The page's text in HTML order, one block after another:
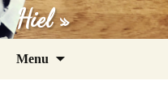
Hiel »
Menu